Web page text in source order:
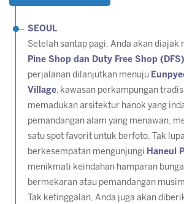
SEOUL
Setelah santap pagi, Anda akan diajak
Pine Shop dan Duty Free Shop
perjalanan dilanjutkan menuju
Village, kawasan perkampungan
memadukan arsitektur hanok yang
pemandangan alam yang menawan,
satu spot favorit untuk berfoto. Tak
berkesempatan mengunjungi Haneul
menikmati keindahan hamparan
bermekaran atau pemandangan
Tak ketinggalan, Anda juga akan